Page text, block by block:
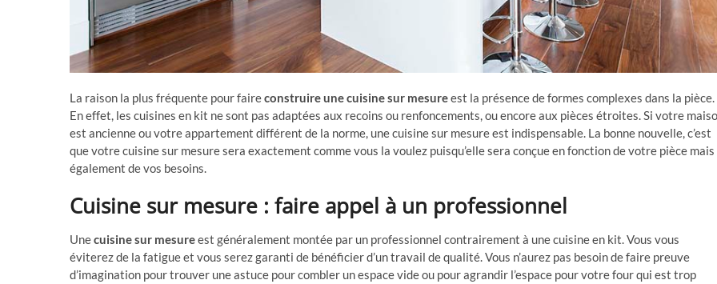
La raison la plus fréquente pour faireconstruire une cuisine sur mesureest la présence de formes complexes dans la pièce.
En effet, les cuisines en kit ne sont pas adaptées aux recoins ou renfoncements, ou encore aux pièces étroites. Si votre
est ancienne ou votre appartement différent de la norme, une cuisine sur mesure est indispensable. La bonne nouvelle, c’est
que votre cuisine sur mesure sera exactement comme vous la voulez puisqu’elle sera conçue en fonction de votre pièce mais
également de vos besoins.
Cuisine sur mesure : faire appel à un professionnel
Unecuisine sur mesureest généralement montée par un professionnel contrairement à une cuisine en kit. Vous vous
éviterez de la fatigue et vous serez garanti de bénéficier d’un travail de qualité. Vous n’aurez pas besoin de faire preuve
d’imagination pour trouver une astuce pour combler un espace vide ou pour agrandir l’espace pour votre four qui est trop